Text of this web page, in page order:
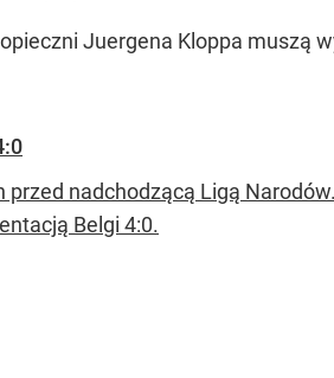
Juergena Kloppa muszą
nadchodzącą Ligą
Belgi 4:0.